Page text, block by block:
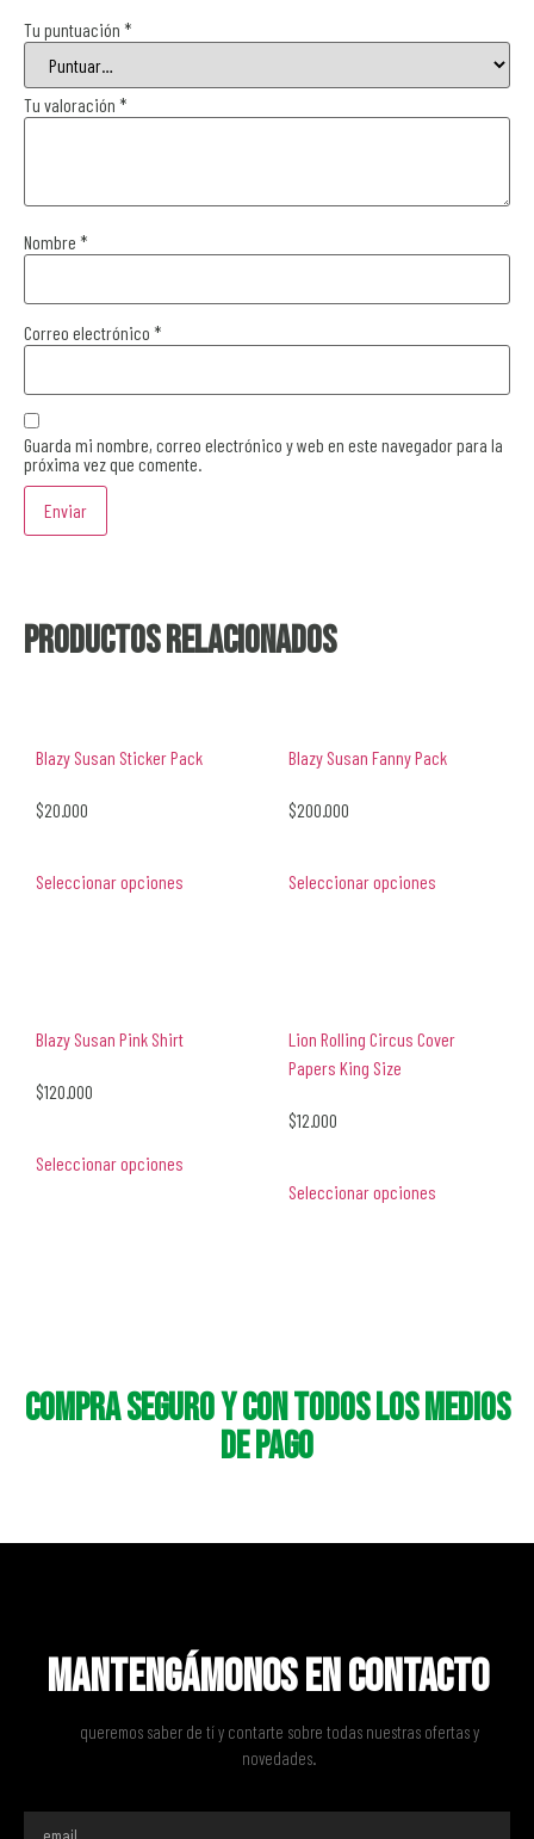
Tu puntuación *
Tu valoración *
Nombre *
Correo electrónico *
Guarda mi nombre, correo electrónico y web en este navegador para la
próxima vez que comente.
Productos relacionados
Blazy Susan Sticker Pack
$20.000
Seleccionar opciones
Blazy Susan Fanny Pack
$200.000
Seleccionar opciones
Blazy Susan Pink Shirt
$120.000
Seleccionar opciones
Lion Rolling Circus Cover
Papers King Size
$12.000
Seleccionar opciones
Compra seguro y con todos los medios
de pago
Mantengámonos en contacto
queremos saber de tí y contarte sobre todas nuestras ofertas y
novedades.